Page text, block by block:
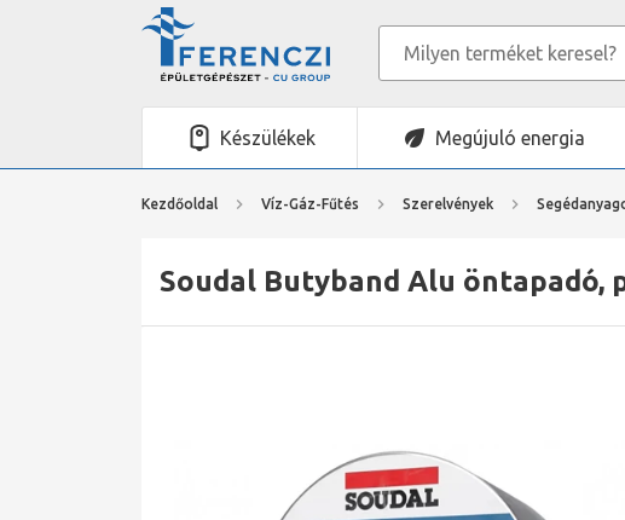
Készülékek Megújuló energia
Kezdőoldal Víz-Gáz-Fűtés Szerelvények
Soudal Butyband Alu